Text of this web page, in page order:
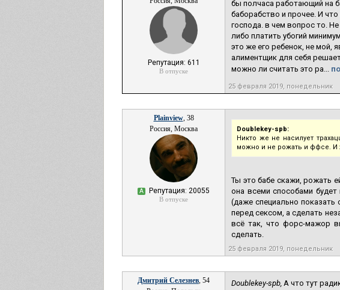
Репутация: 611
В отпуске
бы полчаса работающий на
баборабство и прочее. И
господа. в чем вопрос то.
либо платить убогий
это же его ребенок, не мой,
алиментщик для себя
можно ли считать это ра...
25 февраля 2019, понедельник
Plainview, 38
Россия, Москва
А Репутация: 20055
В отпуске
Doublekey-spb:
Никто же не насилует
можно и не рожать и ффсе. И
Ты это бабе скажи, рожать
она всеми способами
(даже специально
перед сексом, а сделать
всё так, что форс-мажор
сделать.
25 февраля 2019, понедельник
Дмитрий Селезнев, 54
Doublekey-spb, А что тут